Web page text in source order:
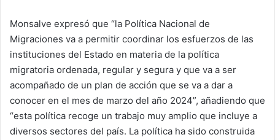
Monsalve expresó que “la Política Nacional de
Migraciones va a permitir coordinar los esfuerzos de las
instituciones del Estado en materia de la política
migratoria ordenada, regular y segura y que va a ser
acompañado de un plan de acción que se va a dar a
conocer en el mes de marzo del año 2024”, añadiendo que
“esta política recoge un trabajo muy amplio que incluye a
diversos sectores del país. La política ha sido construida